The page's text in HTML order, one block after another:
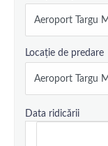
Locație de predare
Data ridicării